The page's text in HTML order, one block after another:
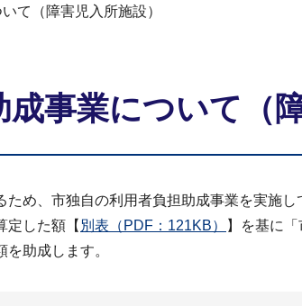
て（障害児入所施設）
事業について（
め、市独自の利用者負担助成事業を実施し
定した額【 別表（PDF：121KB）
】を基に
助成します。